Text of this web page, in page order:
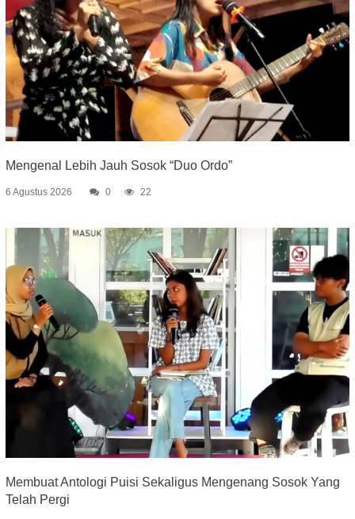
Mengenal Lebih Jauh Sosok “Duo Ordo”
6 Agustus 2026 0 22
Membuat Antologi Puisi Sekaligus Mengenang Sosok Yang
Telah Pergi